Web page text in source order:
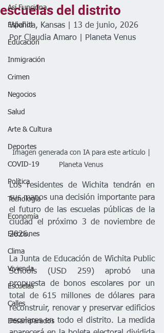
Así Funciona...
Español
Educación
Inmigración
Crimen
Negocios
Salud
Arte & Cultura
Deportes
COVID-19
Política
Tecnología
Economía
Elecciones
Clima
Vivienda
Escuelas
Calles
Desamparados
escuelas del distrito
Wichita, Kansas | 13 de junio, 2026
Por Claudia Amaro | Planeta Venus
Imagen generada con IA para este artículo |
Planeta Venus
Los residentes de Wichita tendrán en
sus manos una decisión importante para
el futuro de las escuelas públicas de la
ciudad el próximo 3 de noviembre de
2026.
La Junta de Educación de Wichita Public
Schools (USD 259) aprobó una
propuesta de bonos escolares por un
total de 615 millones de dólares para
reconstruir, renovar y preservar edificios
escolares en todo el distrito. La medida